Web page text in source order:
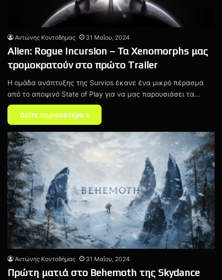
Αντώνης Κοντοδήμας 31 Μαΐου, 2024
Alien: Rogue Incursion – Τα Xenomorphs μας
τρομοκρατούν στο πρώτο Trailer
H ομάδα ανάπτυξης της Survios έκανε ένα μικρό πέρασμα
από το αποψινό State of Play για να μας παρουσιάσει τα…
Δείτε περισσότερα »
Αντώνης Κοντοδήμας 31 Μαΐου, 2024
Πρώτη ματιά στο Behemoth της Skydance